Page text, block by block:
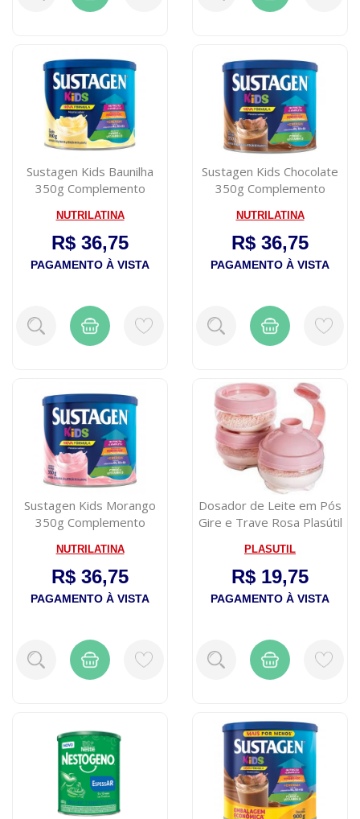
Sustagen Kids Baunilha
350g Complemento
NUTRILATINA
R$ 36,75
PAGAMENTO À VISTA
Sustagen Kids Chocolate
350g Complemento
NUTRILATINA
R$ 36,75
PAGAMENTO À VISTA
Sustagen Kids Morango
350g Complemento
NUTRILATINA
R$ 36,75
PAGAMENTO À VISTA
Dosador de Leite em Pós
Gire e Trave Rosa Plasútil
PLASUTIL
R$ 19,75
PAGAMENTO À VISTA